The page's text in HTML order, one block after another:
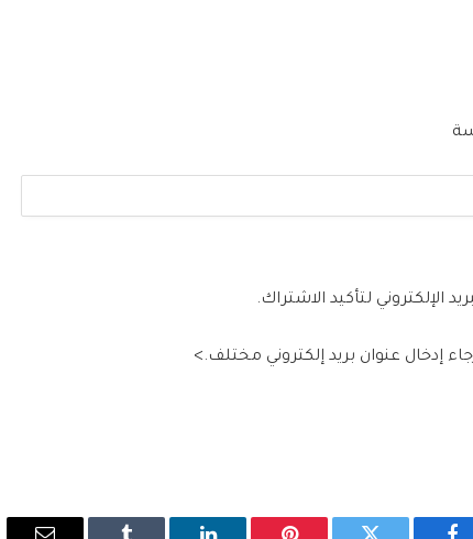
الإلكتروني لتأكيد الاشتراك.
إدخال عنوان بريد إلكتروني مختلف.>